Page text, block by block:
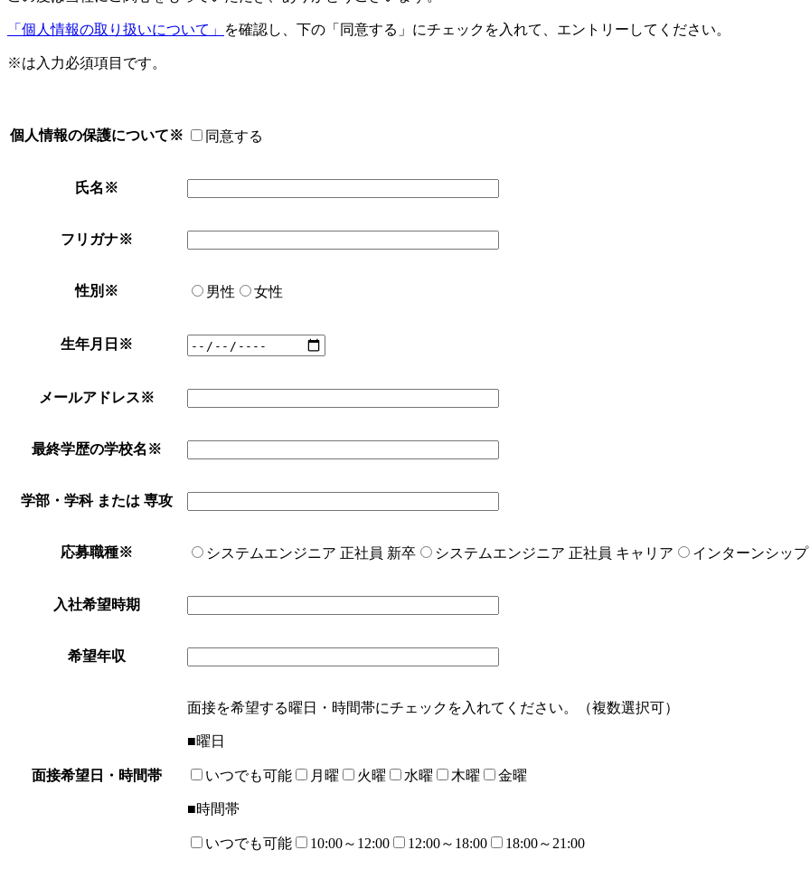
「個人情報の取り扱いについて」 を確認し、下の「同意する」にチェックを入れて、エントリーしてください。
※は入力必須項目です。
個人情報の保護について※ 同意する
氏名 ※
フリガナ※
性別 ※ 男性 女性
生年月日 ※
メールアドレス※
最終学歴の学校名 ※
学部・学科 または 専攻
応募職種※ システムエンジニア 正社員 新卒 システムエンジニア 正社員 キャリア インターンシップ
入社希望時期
希望年収
面接希望日・時間帯
面接を希望する曜日・時間帯にチェックを入れてください。（複数選択可）
■曜日
いつでも可能 月曜 火曜 水曜 木曜 金曜
■時間帯
いつでも可能 10:00～12:00 12:00～18:00 18:00～21:00